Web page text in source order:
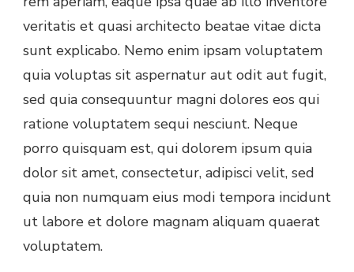
veritatis et quasi architecto beatae vitae dicta
sunt explicabo. Nemo enim ipsam voluptatem
quia voluptas sit aspernatur aut odit aut fugit,
sed quia consequuntur magni dolores eos qui
ratione voluptatem sequi nesciunt. Neque
porro quisquam est, qui dolorem ipsum quia
dolor sit amet, consectetur, adipisci velit, sed
quia non numquam eius modi tempora incidunt
ut labore et dolore magnam aliquam quaerat
voluptatem.